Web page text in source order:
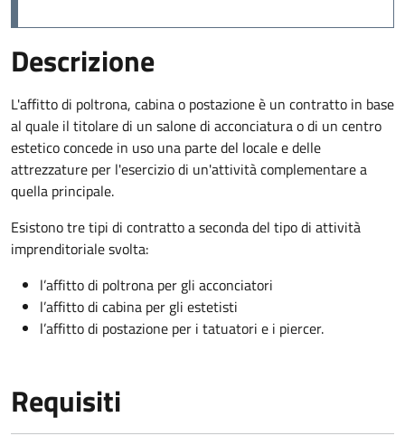
Descrizione
L'affitto di poltrona, cabina o postazione è un contratto in base
al quale il titolare di un salone di acconciatura o di un centro
estetico concede in uso una parte del locale e delle
attrezzature per l'esercizio di un'attività complementare a
quella principale.
Esistono tre tipi di contratto a seconda del tipo di attività
imprenditoriale svolta:
l’affitto di poltrona per gli acconciatori
l’affitto di cabina per gli estetisti
l’affitto di postazione per i tatuatori e i piercer.
Requisiti